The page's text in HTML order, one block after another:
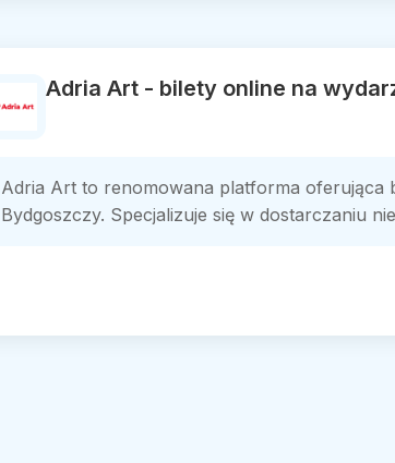
Adria Art - bilety online na
Adria Art to renomowana platforma oferująca
Bydgoszczy. Specjalizuje się w dostarczaniu